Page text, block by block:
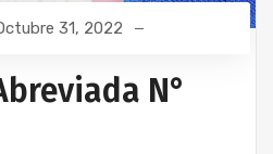
31, 2022
N°